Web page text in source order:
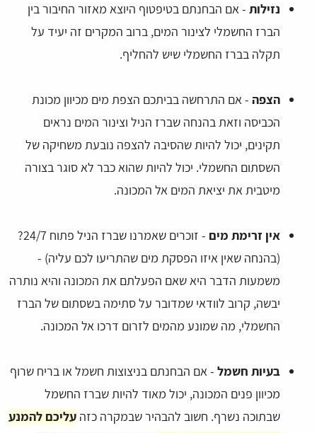
נזילות - אם הבחנתם בטיפטוף היוצא מאזור החיבור בין
הברז החשמלי לצינור המים, ברוב המקרים זה יעיד על
תקלה בברז החשמלי שיש להחליף.
הצפה - אם התרחשה בביתכם הצפת מים מכיוון מכונת
הכביסה וזאת בהנחה שברז הניל וצינור המים נראים
תקינים, יכול להיות שהסיבה להצפה נובעת משחיקה של
השסתום החשמלי. יכול להיות שהוא כבר לא סוגר בצורה
מיטבית את יציאת המים אל המכונה.
אין זרימת מים
- זוכרים שאמרנו שברז הניל פתוח 24/7?
(בהנחה שאין איזו הפסקת מים שהתריעו לכם עליה) -
משמעות הדבר היא שאם הפעלתם את המכונה והיא נותרה
יבשה, קרוב לוודאי שמדובר על סתימה בשסתום של הברז
החשמלי, מה שמונע מהמים לזרום דרכו אל המכונה.
בעיות חשמל - אם הבחנתם בניצוצות חשמל או בריח שרוף
מכיוון פנים המכונה, יכול מאוד להיות שברז החשמל
שבתוכה נשרף. חשוב להבהיר שבמקרה כזה עליכם להמנע